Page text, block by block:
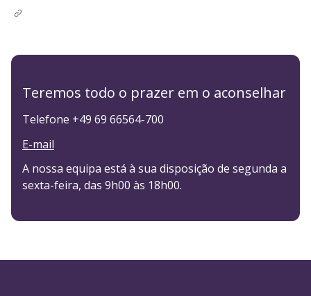
Teremos todo o prazer em o aconselhar
Telefone +49 69 66564-700
E-mail
A nossa equipa está à sua disposição de segunda a
sexta-feira, das 9h00 às 18h00.